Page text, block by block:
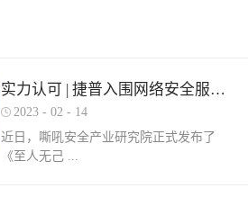
实力认可 | 捷普入围网络安全服务产业需求行为全景图谱
2023 - 02 - 14
近日，嘶吼安全产业研究院正式发布了
《至人无己 ...